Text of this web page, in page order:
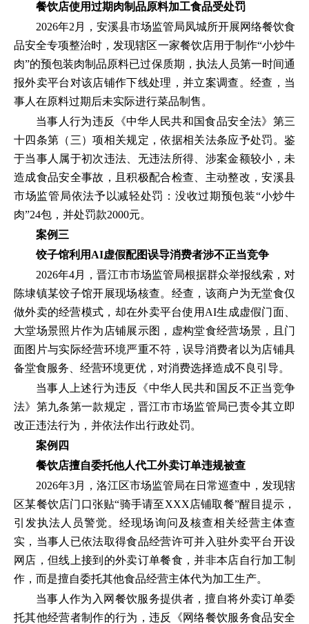
餐饮店使用过期肉制品原料加工食品受处罚
2026年2月，安溪县市场监管局凤城所开展网络餐饮食
品安全专项整治时，发现辖区一家餐饮店用于制作“小炒牛
肉”的预包装肉制品原料已过保质期，执法人员第一时间通
报外卖平台对该店铺作下线处理，并立案调查。经查，当
事人在原料过期后未实际进行菜品制售。
当事人行为违反《中华人民共和国食品安全法》第三
十四条第（三）项相关规定，依据相关法条应予处罚。鉴
于当事人属于初次违法、无违法所得、涉案金额较小，未
造成食品安全事故，且积极配合检查、主动整改，安溪县
市场监管局依法予以减轻处罚：没收过期预包装“小炒牛
肉”24包，并处罚款2000元。
案例三
饺子馆利用AI虚假配图误导消费者涉不正当竞争
2026年4月，晋江市市场监管局根据群众举报线索，对
陈埭镇某饺子馆开展现场核查。经查，该商户为无堂食仅
做外卖的经营模式，却在外卖平台使用AI生成虚假门面、
大堂场景照片作为店铺展示图，虚构堂食经营场景，且门
面图片与实际经营环境严重不符，误导消费者以为店铺具
备堂食服务、经营环境更优，对消费选择造成不良引导。
当事人上述行为违反《中华人民共和国反不正当竞争
法》第九条第一款规定，晋江市市场监管局已责令其立即
改正违法行为，并依法作出行政处罚。
案例四
餐饮店擅自委托他人代工外卖订单违规被查
2026年3月，洛江区市场监管局在日常巡查中，发现辖
区某餐饮店门口张贴“骑手请至XXX店铺取餐”醒目提示，
引发执法人员警觉。经现场询问及核查相关经营主体查
实，当事人已依法取得食品经营许可并入驻外卖平台开设
网店，但线上接到的外卖订单餐食，并非本店自行加工制
作，而是擅自委托其他食品经营主体代为加工生产。
当事人作为入网餐饮服务提供者，擅自将外卖订单委
托其他经营者制作的行为，违反《网络餐饮服务食品安全